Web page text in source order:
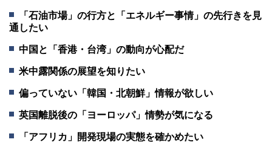
「石油市場」の行方と「エネルギー事情」の先行きを見
通したい
中国と「香港・台湾」の動向が心配だ
米中露関係の展望を知りたい
偏っていない「韓国・北朝鮮」情報が欲しい
英国離脱後の「ヨーロッパ」情勢が気になる
「アフリカ」開発現場の実態を確かめたい